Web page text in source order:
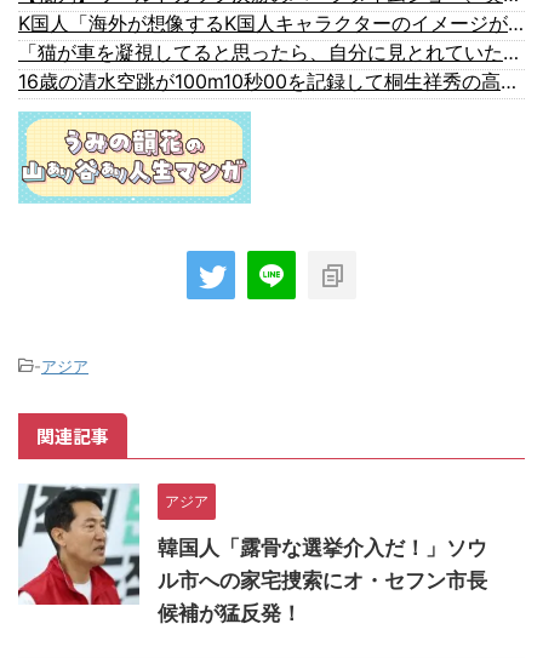
K国人「海外が想像するK国人キャラクターのイメージがこちら・・・」
「猫が車を凝視してると思ったら、自分に見とれていた…」（動画）
16歳の清水空跳が100m10秒00を記録して桐生祥秀の高校記録を更新、海外陸上競技ファンも大衝撃（海外の反応）
-アジア
関連記事
アジア
韓国人「露骨な選挙介入だ！」ソウ
ル市への家宅捜索にオ・セフン市長
候補が猛反発！